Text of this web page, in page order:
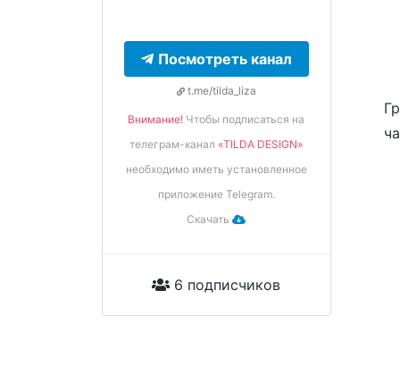
Посмотреть канал
t.me/tilda_liza
Внимание! Чтобы подписаться на
телеграм-канал «TILDA DESIGN»
необходимо иметь установленное
приложение Telegram.
Скачать
6 подписчиков